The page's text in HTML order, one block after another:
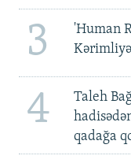
3
'Human
Kərimliyə
4
Taleh
qadağa